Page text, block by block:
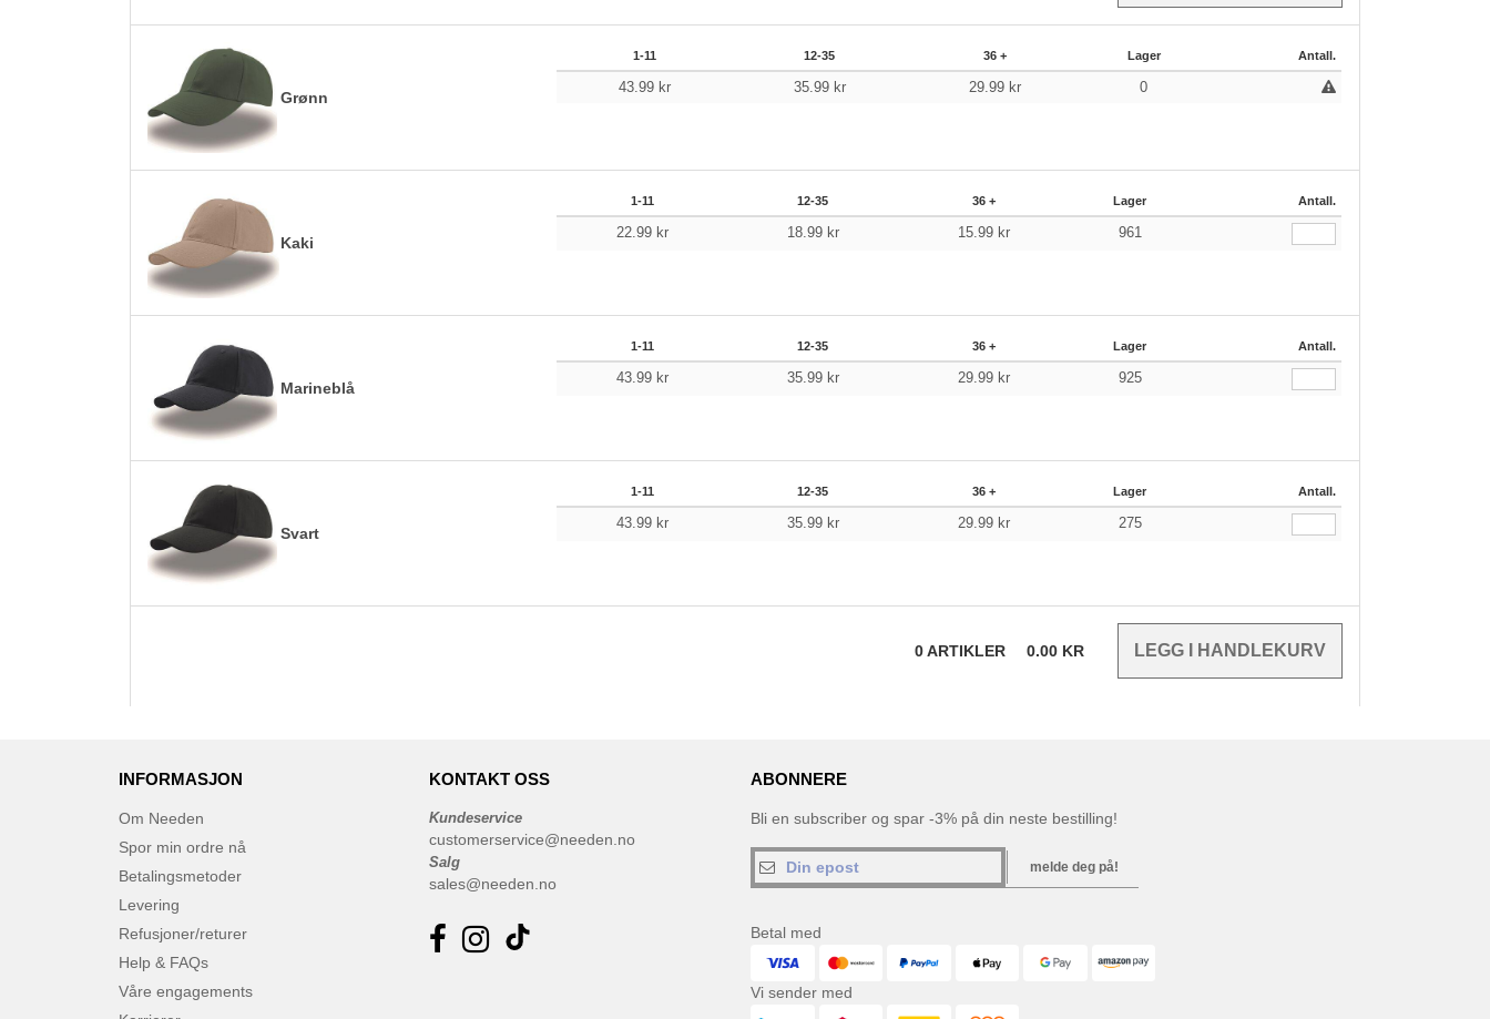
Grønn
1-11 12-35 36 + Lager Antall.
43.99 kr 35.99 kr 29.99 kr 0
Kaki
1-11 12-35 36 + Lager Antall.
22.99 kr 18.99 kr 15.99 kr 961
Marineblå
1-11 12-35 36 + Lager Antall.
43.99 kr 35.99 kr 29.99 kr 925
Svart
1-11 12-35 36 + Lager Antall.
43.99 kr 35.99 kr 29.99 kr 275
0ARTIKLER 0.00 KR
INFORMASJON
Om Needen
Spor min ordre nå
Betalingsmetoder
Levering
Refusjoner/returer
Help & FAQs
Våre engagements
KONTAKT OSS
Kundeservice
customerservice@needen.no
Salg
sales@needen.no
ABONNERE
Bli en subscriber og spar -3% på din neste bestilling!
melde deg på!
Betal med
Vi sender med